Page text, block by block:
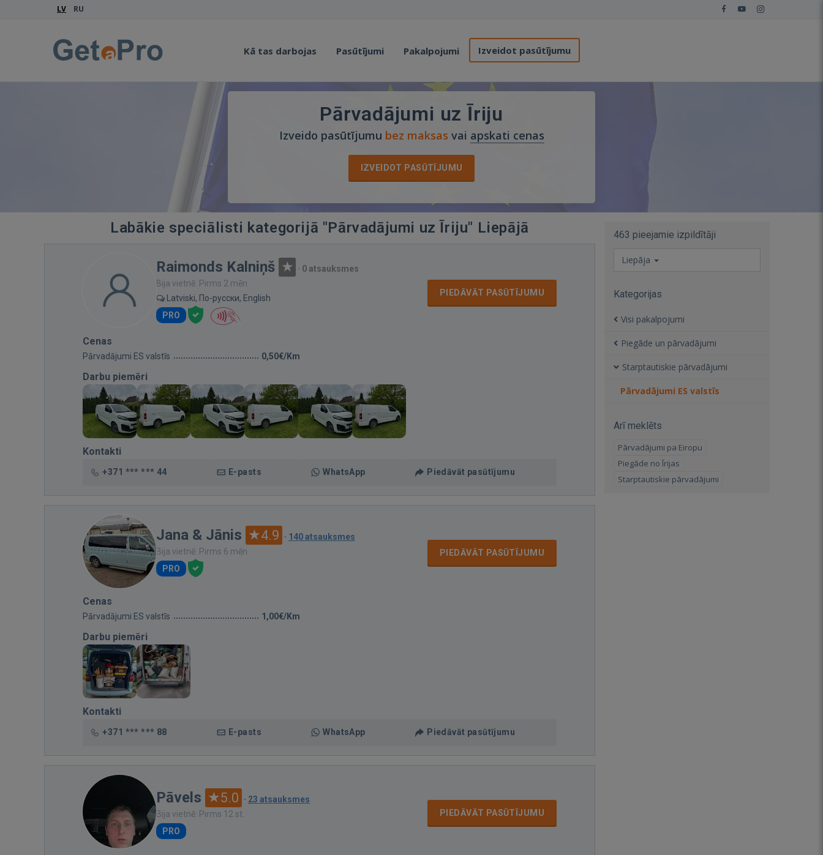
LV RU
Kā tas darbojas Pasūtījumi Pakalpojumi Izveidot pasūtījumu
Pārvadājumi uz Īriju
Izveido pasūtījumu bez maksas vai apskati cenas
IZVEIDOT PASŪTĪJUMU
Labākie speciālisti kategorijā "Pārvadājumi uz Īriju" Liepājā
Raimonds Kalniņš · 0 atsauksmes
Bija vietnē: Pirms 2 mēn.
Latviski, По-русски, English
PRO
PIEDĀVĀT PASŪTĪJUMU
Cenas
Pārvadājumi ES valstīs 0,50€/Km
Darbu piemēri
Kontakti
+371 *** *** 44 E-pasts WhatsApp Piedāvāt pasūtījumu
Jana & Jānis 4.9 · 140 atsauksmes
Bija vietnē: Pirms 6 mēn.
PRO
PIEDĀVĀT PASŪTĪJUMU
Cenas
Pārvadājumi ES valstīs 1,00€/Km
Darbu piemēri
Kontakti
+371 *** *** 88 E-pasts WhatsApp Piedāvāt pasūtījumu
Pāvels 5.0 · 23 atsauksmes
Bija vietnē: Pirms 12 st.
PRO
PIEDĀVĀT PASŪTĪJUMU
463 pieejamie izpildītāji
Liepāja
Kategorijas
Visi pakalpojumi
Piegāde un pārvadājumi
Starptautiskie pārvadājumi
Pārvadājumi ES valstīs
Arī meklēts
Pārvadājumi pa Eiropu
Piegāde no Īrijas
Starptautiskie pārvadājumi